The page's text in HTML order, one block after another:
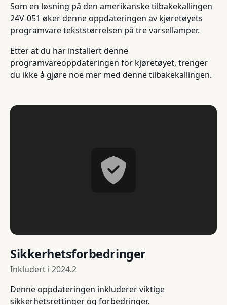
Som en løsning på den amerikanske tilbakekallingen
24V-051 øker denne oppdateringen av kjøretøyets
programvare tekststørrelsen på tre varsellamper.
Etter at du har installert denne
programvareoppdateringen for kjøretøyet, trenger
du ikke å gjøre noe mer med denne tilbakekallingen.
Sikkerhetsforbedringer
Inkludert i 2024.2
Denne oppdateringen inkluderer viktige
sikkerhetsrettinger og forbedringer.